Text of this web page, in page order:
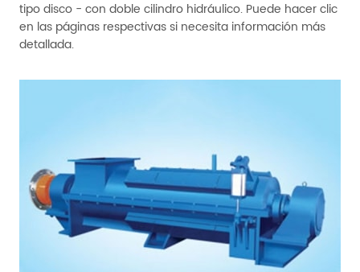
tipo disco - con doble cilindro hidráulico. Puede hacer clic
en las páginas respectivas si necesita información más
detallada.